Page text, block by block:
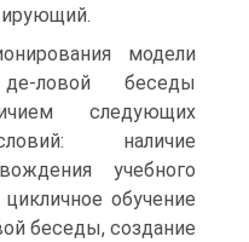
модели
ловой беседы
следующих
наличие
учебного
обучение
беседы, создание